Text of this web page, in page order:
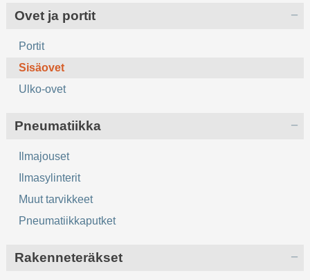
Ovet ja portit
Portit
Sisäovet
Ulko-ovet
Pneumatiikka
Ilmajouset
Ilmasylinterit
Muut tarvikkeet
Pneumatiikkaputket
Rakenneteräkset